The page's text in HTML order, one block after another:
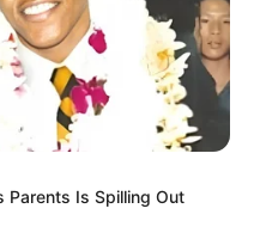
Parents Is Spilling Out